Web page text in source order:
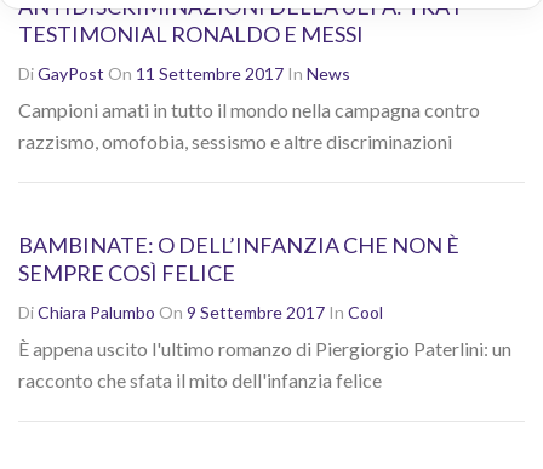
ANTIDISCRIMINAZIONI DELLA UEFA: TRA I
TESTIMONIAL RONALDO E MESSI
DiGayPost On 11 Settembre 2017 In News
Campioni amati in tutto il mondo nella campagna contro
razzismo, omofobia, sessismo e altre discriminazioni
BAMBINATE: O DELL’INFANZIA CHE NON È
SEMPRE COSÌ FELICE
DiChiara Palumbo On 9 Settembre 2017 In Cool
È appena uscito l'ultimo romanzo di Piergiorgio Paterlini: un
racconto che sfata il mito dell'infanzia felice